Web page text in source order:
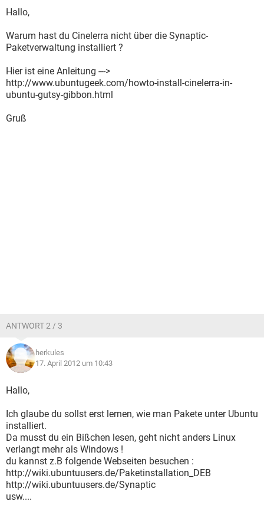
Hallo,
Warum hast du Cinelerra nicht über die Synaptic-
Paketverwaltung installiert ?
Hier ist eine Anleitung --->
http://www.ubuntugeek.com/howto-install-cinelerra-in-
ubuntu-gutsy-gibbon.html
Gruß
ANTWORT 2 / 3
herkules
17. April 2012 um 10:43
Hallo,
Ich glaube du sollst erst lernen, wie man Pakete unter Ubuntu
installiert.
Da musst du ein Bißchen lesen, geht nicht anders Linux
verlangt mehr als Windows !
du kannst z.B folgende Webseiten besuchen :
http://wiki.ubuntuusers.de/Paketinstallation_DEB
http://wiki.ubuntuusers.de/Synaptic
usw....